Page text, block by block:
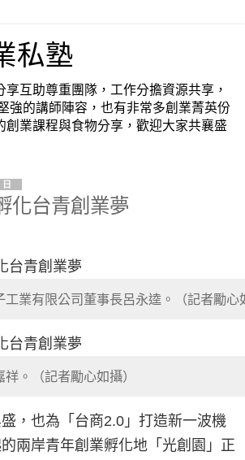
私塾
享互助尊重團隊，工作分擔資源共享，
強的講師陣容，也有非常多創業菁英份
創業課程與食物分享，歡迎大家共襄盛
化台青創業夢
工業有限公司董事長呂永逵。（記者勵心
。（記者勵心如攝）
，也為「台商2.0」打造新一波機
兩岸青年創業孵化地「光創園」正